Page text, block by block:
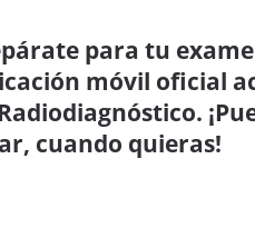
para tu
móvil oficial
cuando quieras!